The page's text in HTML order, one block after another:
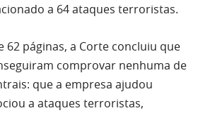
a 64 ataques terroristas.
62 páginas, a Corte concluiu que
comprovar nenhuma de
que a empresa ajudou
a ataques terroristas,